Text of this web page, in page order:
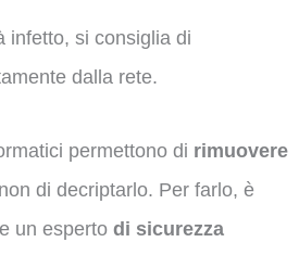
infetto, si consiglia di
dalla rete.
permettono di rimuovere
di decriptarlo. Per farlo, è
un esperto di sicurezza